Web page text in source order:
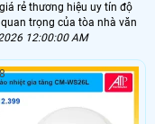
thiệp hiệu quả. Lắp đặt
thiết để giảm thiểu rủi ro
cháy
rẻ thương hiệu uy tín độ
trọng của tòa nhà văn
12:00:00 AM